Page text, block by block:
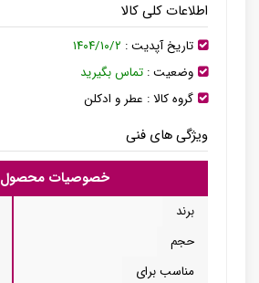
اطلاعات کلی کالا
تاریخ آپدیت : ۱۴۰۴/۱۰/۲
وضعیت : تماس بگیرید
گروه کالا : عطر و ادکلن
ویژگی های فنی
خصوصیات محصول
برند
حجم
مناسب برای